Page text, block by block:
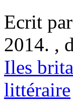
Ecrit par
2014. ,
Iles
littéraire